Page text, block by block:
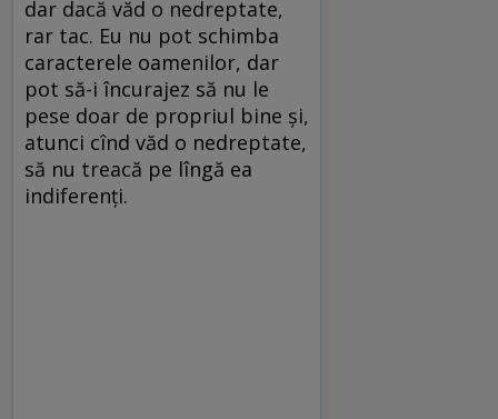
dar dacă văd o nedreptate,
rar tac. Eu nu pot schimba
caracterele oamenilor, dar
pot să-i încurajez să nu le
pese doar de propriul bine și,
atunci cînd văd o nedreptate,
să nu treacă pe lîngă ea
indiferenți.